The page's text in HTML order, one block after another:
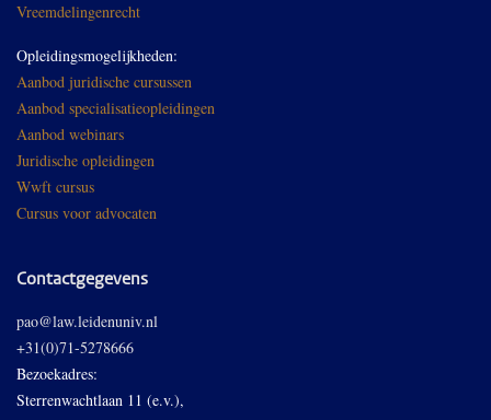
Vreemdelingenrecht
Opleidingsmogelijkheden:
Aanbod juridische cursussen
Aanbod specialisatieopleidingen
Aanbod webinars
Juridische opleidingen
Wwft cursus
Cursus voor advocaten
Contactgegevens
pao@law.leidenuniv.nl
+31(0)71-5278666
Bezoekadres:
Sterrenwachtlaan 11 (e.v.),